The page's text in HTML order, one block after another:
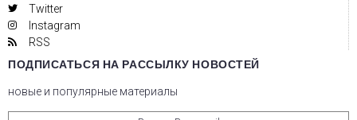
Twitter
Instagram
RSS
ПОДПИСАТЬСЯ НА РАССЫЛКУ НОВОСТЕЙ
новые и популярные материалы